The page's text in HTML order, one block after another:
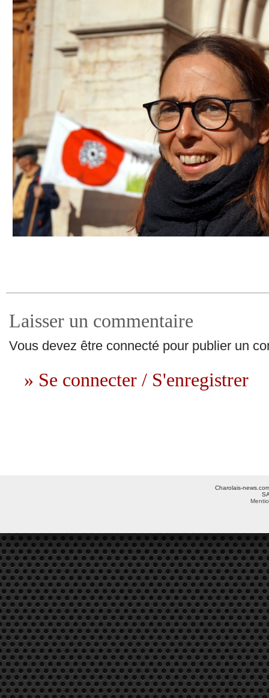
Laisser un commentaire
Vous devez être connecté pour publier un
» Se connecter / S'enregistrer
Charolais-